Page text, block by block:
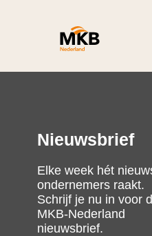
Nieuwsbrief
Elke week hét
ondernemers raakt.
Schrijf je nu in voor
MKB-Nederland
nieuwsbrief.